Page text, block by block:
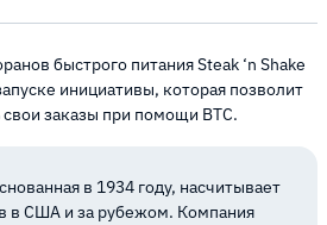
быстрого питания Steak ‘n Shake
инициативы, которая позволит
заказы при помощи BTC.
в 1934 году, насчитывает
в США и за рубежом. Компания